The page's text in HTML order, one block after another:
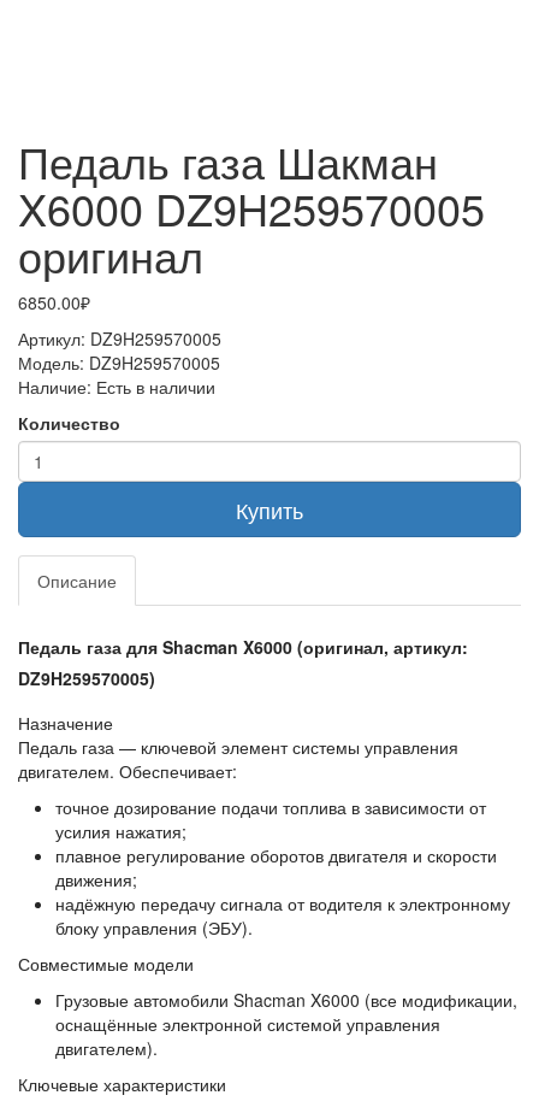
Педаль газа Шакман
X6000 DZ9H259570005
оригинал
6850.00₽
Артикул: DZ9H259570005
Модель: DZ9H259570005
Наличие: Есть в наличии
Количество
Купить
Описание
Педаль газа для Shacman X6000 (оригинал, артикул:
DZ9H259570005)
Назначение
Педаль газа — ключевой элемент системы управления
двигателем. Обеспечивает:
точное дозирование подачи топлива в зависимости от
усилия нажатия;
плавное регулирование оборотов двигателя и скорости
движения;
надёжную передачу сигнала от водителя к электронному
блоку управления (ЭБУ).
Совместимые модели
Грузовые автомобили Shacman X6000 (все модификации,
оснащённые электронной системой управления
двигателем).
Ключевые характеристики